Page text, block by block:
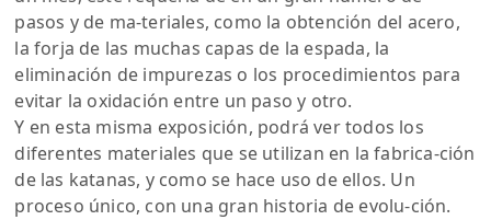
pasos y de ma-teriales, como la obtención del acero,
la forja de las muchas capas de la espada, la
eliminación de impurezas o los procedimientos para
evitar la oxidación entre un paso y otro.
Y en esta misma exposición, podrá ver todos los
diferentes materiales que se utilizan en la fabrica-ción
de las katanas, y como se hace uso de ellos. Un
proceso único, con una gran historia de evolu-ción.